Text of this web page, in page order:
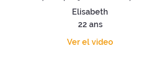
Elisabeth
22 ans
Ver el video